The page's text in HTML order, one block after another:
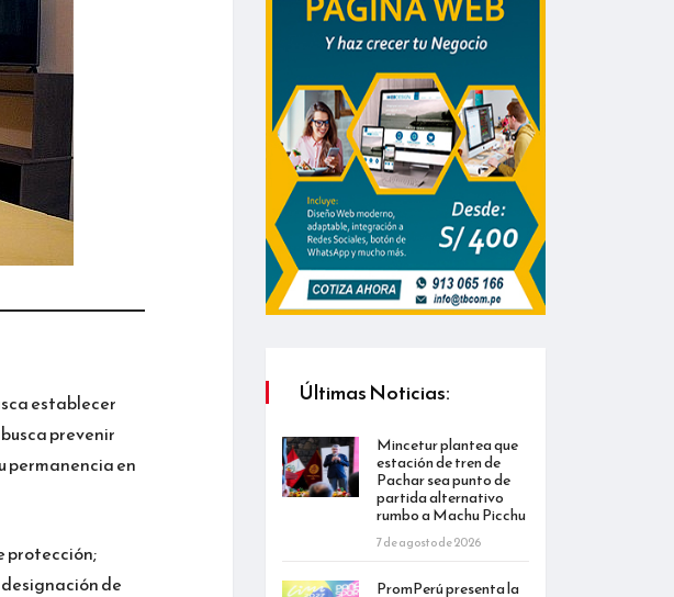
establecer
prevenir
permanencia en
protección;
de
Últimas Noticias:
Mincetur plantea que
estación de tren de
Pachar sea punto de
partida alternativo
rumbo a Machu Picchu
7 de agosto de 2026
PromPerú presenta la